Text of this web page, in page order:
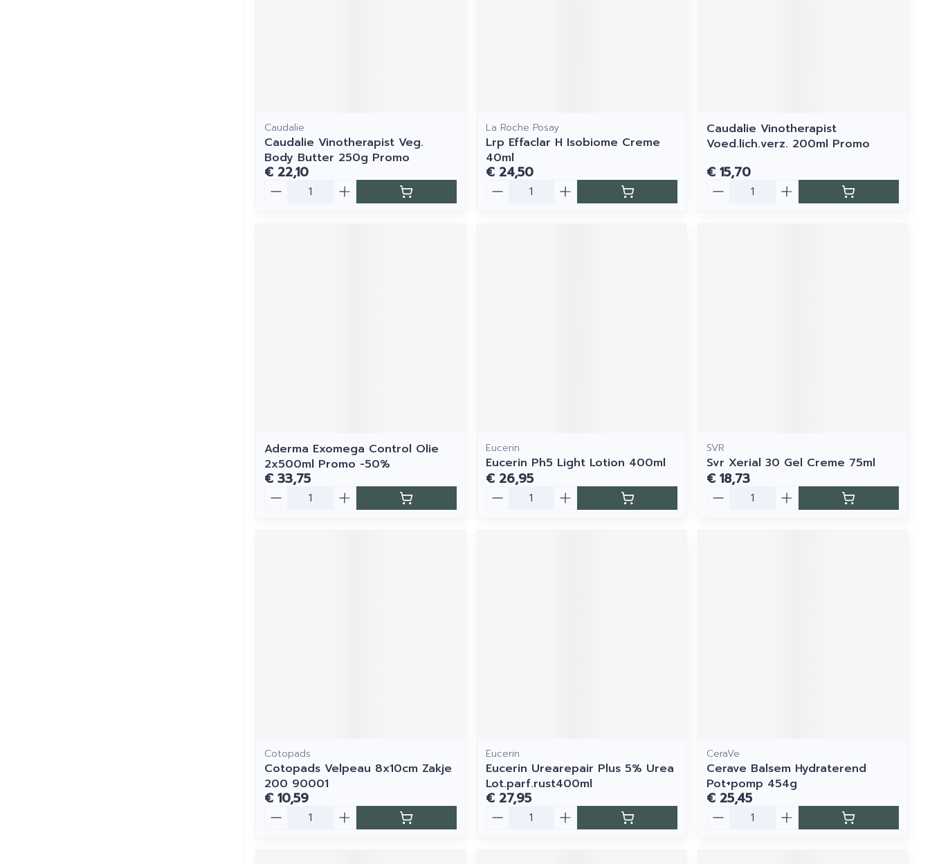
Caudalie
Caudalie Vinotherapist Veg.
Body Butter 250g Promo
€ 22,10
La Roche Posay
Lrp Effaclar H Isobiome Creme
40ml
€ 24,50
Caudalie Vinotherapist
Voed.lich.verz. 200ml Promo
€ 15,70
Aderma Exomega Control Olie
2x500ml Promo -50%
€ 33,75
Eucerin
Eucerin Ph5 Light Lotion 400ml
€ 26,95
SVR
Svr Xerial 30 Gel Creme 75ml
€ 18,73
Cotopads
Cotopads Velpeau 8x10cm Zakje
200 90001
€ 10,59
Eucerin
Eucerin Urearepair Plus 5% Urea
Lot.parf.rust400ml
€ 27,95
CeraVe
Cerave Balsem Hydraterend
Pot+pomp 454g
€ 25,45